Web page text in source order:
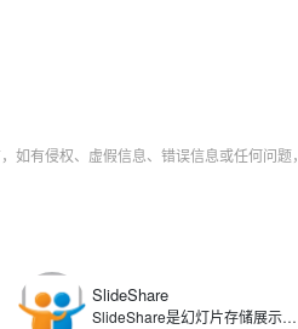
有侵权、虚假信息、错误信息或任何问题，
SlideShare
SlideShare是幻灯片存储展示分享平台，专注于幻灯片分享，用户可上传、浏览、下载及分享各类幻灯片、文档、信息图表等内容，覆盖教育、商业、科技等领域。此外，SlideShare不仅支持多种文件格式，还提供社交功能，方便用户之间的学习交流和内容传播。